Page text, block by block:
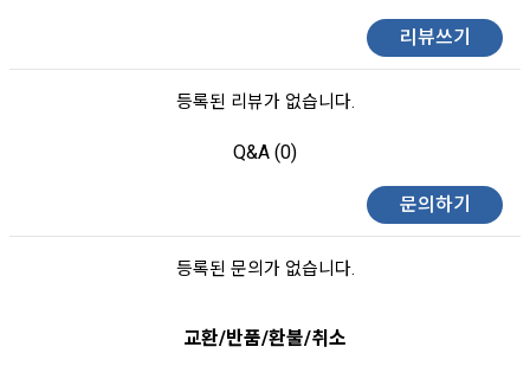
리뷰쓰기
등록된 리뷰가 없습니다.
Q&A (0)
문의하기
등록된 문의가 없습니다.
교환/반품/환불/취소